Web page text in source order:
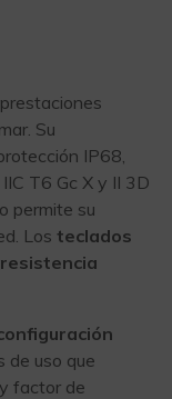
Su
IP68,
T6 Gc X y II 3D
permite su
Los teclados
de uso que
factor de